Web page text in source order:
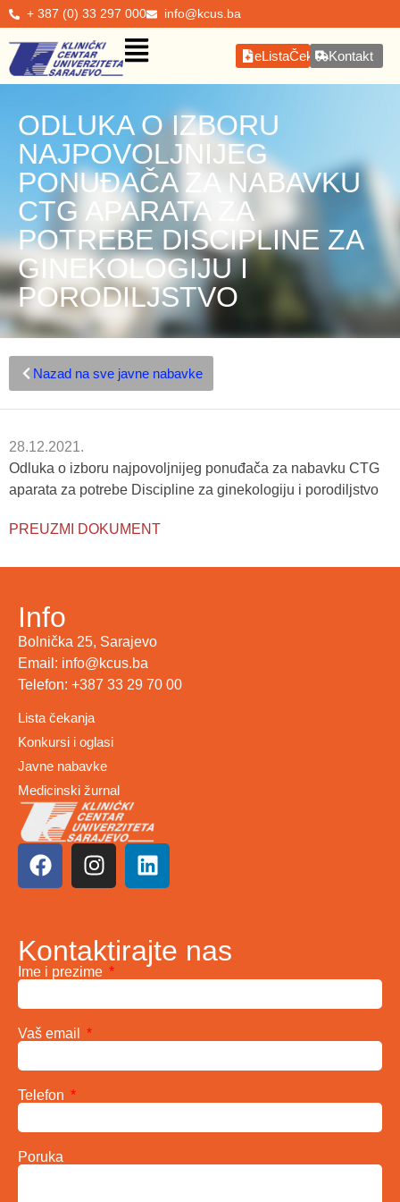
+ 387 (0) 33 297 000 info@kcus.ba
eListaČekanjaKontakt
ODLUKA O IZBORU
NAJPOVOLJNIJEG
PONUĐAČA ZA NABAVKU
CTG APARATA ZA
POTREBE DISCIPLINE ZA
GINEKOLOGIJU I
PORODILJSTVO
Nazad na sve javne nabavke
28.12.2021.
Odluka o izboru najpovoljnijeg ponuđača za nabavku CTG
aparata za potrebe Discipline za ginekologiju i porodiljstvo
PREUZMI DOKUMENT
Info
Bolnička 25, Sarajevo
Email: info@kcus.ba
Telefon: +387 33 29 70 00
Lista čekanja
Konkursi i oglasi
Javne nabavke
Medicinski žurnal
Kontaktirajte nas
Ime i prezime
Vaš email
Telefon
Poruka